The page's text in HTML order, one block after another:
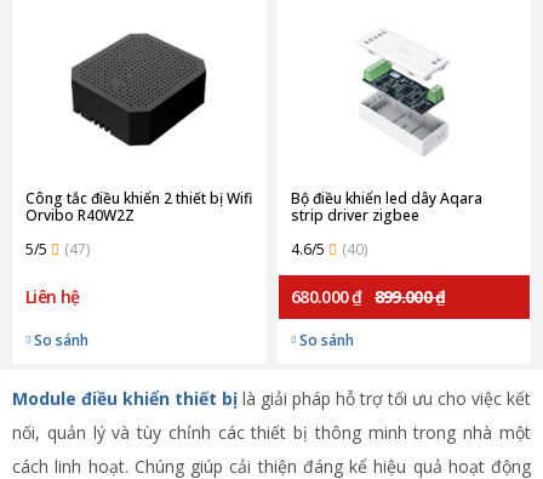
Công tắc điều khiển 2 thiết bị Wifi
Orvibo R40W2Z
5/5
(47)
Liên hệ
So sánh
Bộ điều khiển led dây Aqara
strip driver zigbee
4.6/5
(40)
680.000 ₫ 899.000 ₫
So sánh
Module điều khiển thiết bị là giải pháp hỗ trợ tối ưu cho việc kết
nối, quản lý và tùy chỉnh các thiết bị thông minh trong nhà một
cách linh hoạt. Chúng giúp cải thiện đáng kể hiệu quả hoạt động